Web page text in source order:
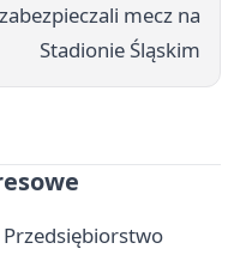
mecz na
Stadionie Śląskim